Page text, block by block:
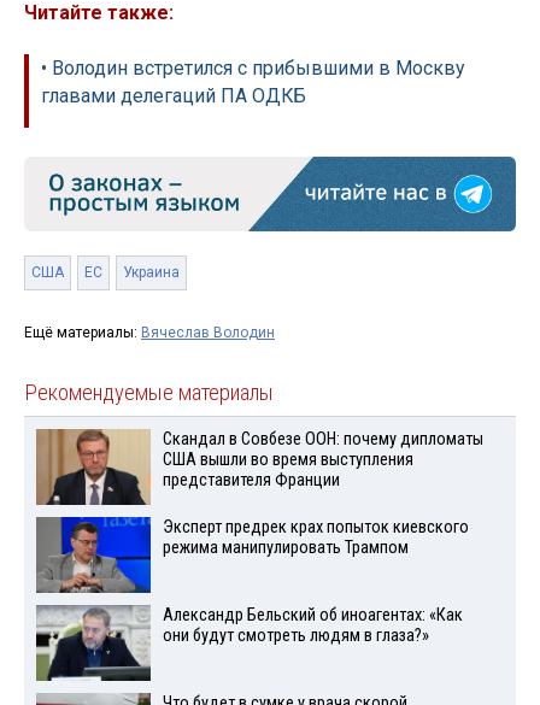
Читайте также:
• Володин встретился с прибывшими в Москву
главами делегаций ПА ОДКБ
США ЕС Украина
Ещё материалы: Вячеслав Володин
Рекомендуемые материалы
Скандал в Совбезе ООН: почему дипломаты
США вышли во время выступления
представителя Франции
Эксперт предрек крах попыток киевского
режима манипулировать Трампом
Александр Бельский об иноагентах: «Как
они будут смотреть людям в глаза?»